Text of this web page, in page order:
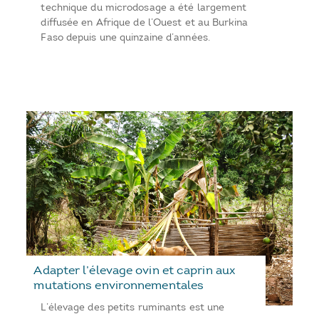
technique du microdosage a été largement
diffusée en Afrique de l’Ouest et au Burkina
Faso depuis une quinzaine d’années.
Adapter l’élevage ovin et caprin aux
mutations environnementales
L’élevage des petits ruminants est une